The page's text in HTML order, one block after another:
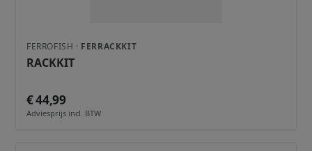
FERROFISH · FERRACKKIT
RACKKIT
€ 44,99
Adviesprijs incl. BTW